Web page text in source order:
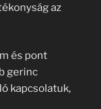
az
és pont
gerinc
kapcsolatuk,